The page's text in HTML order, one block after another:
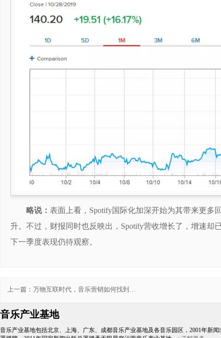
略说： 表面上看，Spotify国际化加深开始为其带来更多
升。不过，财报同时也反映出，Spotify营收增长了，增速却
下一季度表现仍待观察。
上一篇： 万物互联时代，音乐营销如何找到对
音乐产业基地
音乐产业基地包括北京、上海、广东、成都音乐产业基地及各音乐园区，2001年新闻